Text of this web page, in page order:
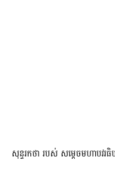
សុន្ទរកថា របស់ សម្ដេចមហាបវ